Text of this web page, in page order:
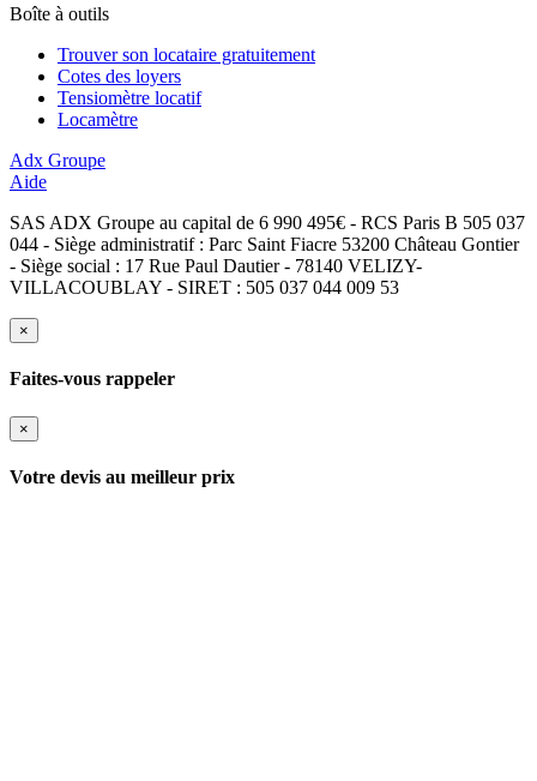
Boîte à outils
Trouver son locataire gratuitement
Cotes des loyers
Tensiomètre locatif
Locamètre
Adx Groupe
Aide
SAS ADX Groupe au capital de 6 990 495€ - RCS Paris B 505 037
044 - Siège administratif : Parc Saint Fiacre 53200 Château Gontier
- Siège social : 17 Rue Paul Dautier - 78140 VELIZY-
VILLACOUBLAY - SIRET : 505 037 044 009 53
×
Faites-vous rappeler
×
Votre devis au meilleur prix